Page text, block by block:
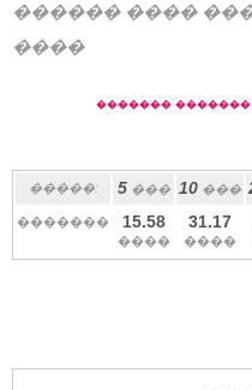
������ ����
����
�������
�����: 5��� 10 ���
������� 15.58
����
31.17
����